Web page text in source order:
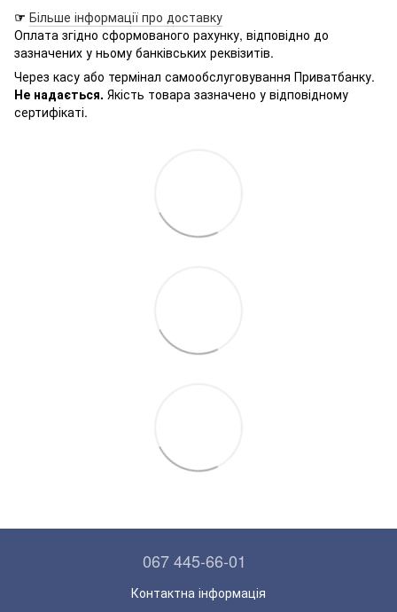
☞ Більше інформації про доставку
Оплата згідно сформованого рахунку, відповідно до
зазначених у ньому банківських реквізитів.
Через касу або термінал самообслуговування Приватбанку.
Не надається. Якість товара зазначено у відповідному
сертифікаті.
067 445-66-01
Контактна інформація